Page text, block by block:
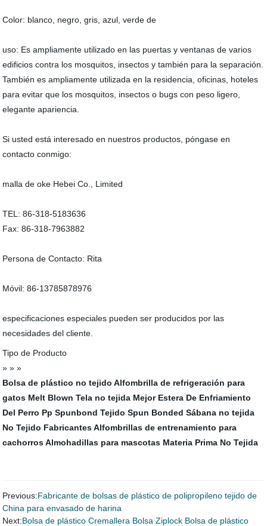
Color: blanco, negro, gris, azul, verde de
uso: Es ampliamente utilizado en las puertas y ventanas de varios
edificios contra los mosquitos, insectos y también para la separación.
También es ampliamente utilizada en la residencia, oficinas, hoteles
para evitar que los mosquitos, insectos o bugs con peso ligero,
elegante apariencia.
Si usted está interesado en nuestros productos, póngase en
contacto conmigo:
malla de oke Hebei Co., Limited
TEL: 86-318-5183636
Fax: 86-318-7963882
Persona de Contacto: Rita
Móvil: 86-13785878976
especificaciones especiales pueden ser producidos por las
necesidades del cliente.
Tipo de Producto
» » »
Bolsa de plástico no tejido Alfombrilla de refrigeración para
gatos Melt Blown Tela no tejida Mejor Estera De Enfriamiento
Del Perro Pp Spunbond Tejido Spun Bonded Sábana no tejida
No Tejido Fabricantes Alfombrillas de entrenamiento para
cachorros Almohadillas para mascotas Materia Prima No Tejida
Previous:Fabricante de bolsas de plástico de polipropileno tejido de
China para envasado de harina
Next:Bolsa de plástico Cremallera Bolsa Ziplock Bolsa de plástico